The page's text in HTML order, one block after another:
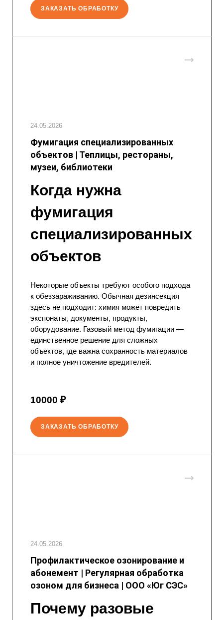
ЗАКАЗАТЬ ОБРАБОТКУ
24.05.2026
Фумигация специализированных
объектов | Теплицы, рестораны,
музеи, библиотеки
Когда нужна
фумигация
специализированных
объектов
Некоторые объекты требуют особого подхода
к обеззараживанию. Обычная дезинсекция
здесь не подходит: химия может повредить
экспонаты, документы, продукты,
оборудование. Газовый метод фумигации —
единственное решение для сложных
объектов, где важна сохранность материалов
и полное уничтожение вредителей.
10000 ₽
ЗАКАЗАТЬ ОБРАБОТКУ
24.05.2026
Профилактическое озонирование и
абонемент | Регулярная обработка
озоном для бизнеса | ООО «Юг СЭС»
Почему разовые